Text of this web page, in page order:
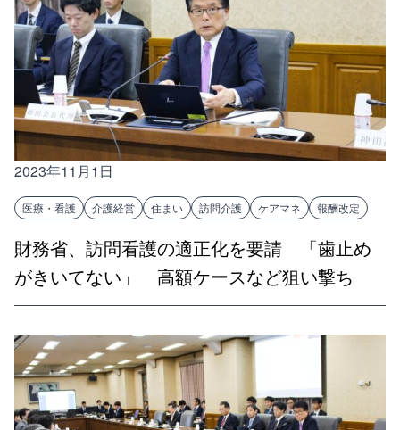
2023年11月1日
医療・看護 介護経営 住まい 訪問介護 ケアマネ 報酬改定
財務省、訪問看護の適正化を要請 「歯止め
がきいてない」 高額ケースなど狙い撃ち